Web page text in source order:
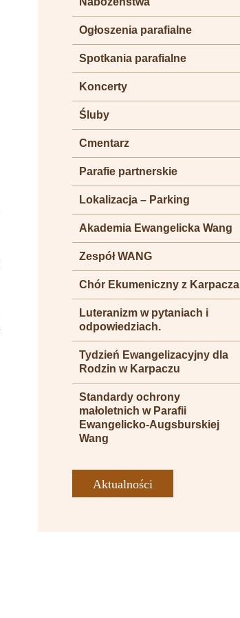
Ogłoszenia parafialne
Spotkania parafialne
Koncerty
Śluby
Cmentarz
Parafie partnerskie
Lokalizacja – Parking
Akademia Ewangelicka Wang
Zespół WANG
Chór Ekumeniczny z Karpacza
Luteranizm w pytaniach i
odpowiedziach.
Tydzień Ewangelizacyjny dla
Rodzin w Karpaczu
Standardy ochrony
małoletnich w Parafii
Ewangelicko-Augsburskiej
Wang
Aktualności